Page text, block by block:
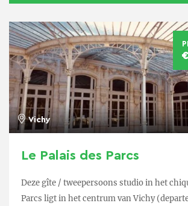
Vichy
Le Palais des Parcs
Deze gîte / tweepersoons studio in het
Parcs ligt in het centrum van Vichy